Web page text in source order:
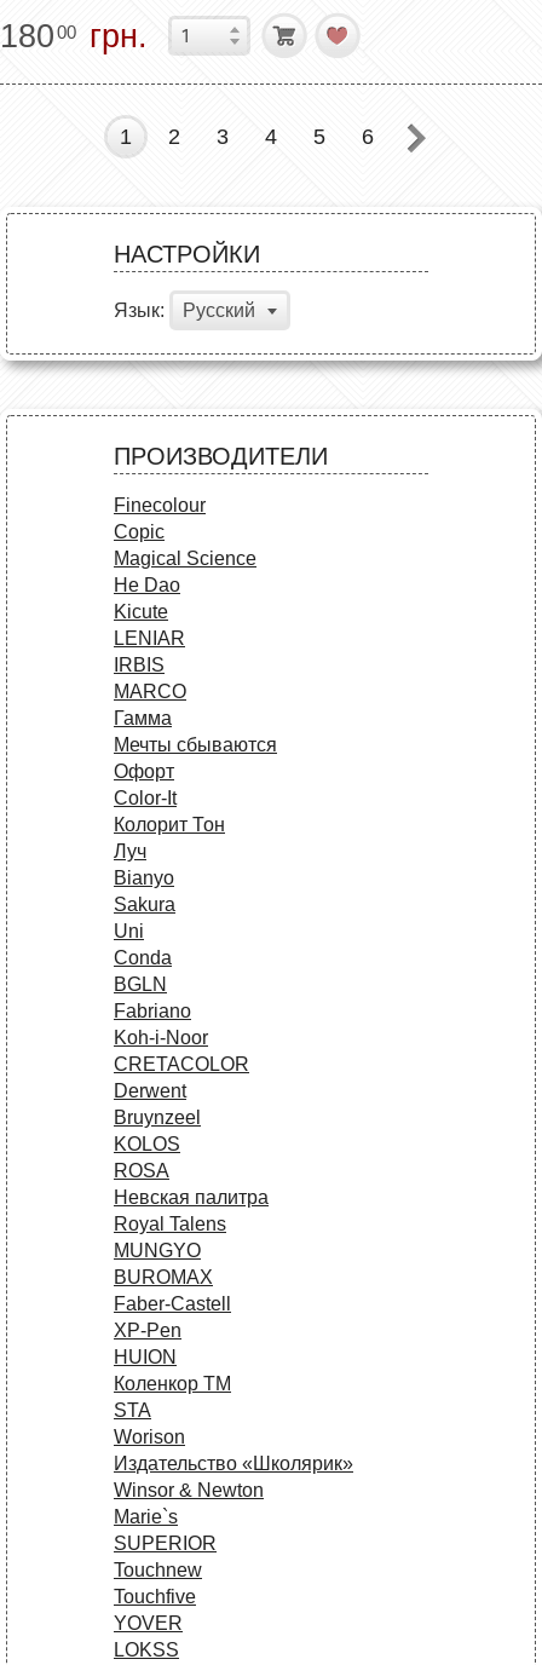
18000 грн.
1 2 3 4 5 6
НАСТРОЙКИ
Язык: Русский
ПРОИЗВОДИТЕЛИ
Finecolour
Copic
Magical Science
He Dao
Kicute
LENIAR
IRBIS
MARCO
Гамма
Мечты сбываются
Офорт
Сolor-It
Колорит Тон
Луч
Bianyo
Sakura
Uni
Conda
BGLN
Fabriano
Koh-i-Noor
CRETACOLOR
Derwent
Bruynzeel
KOLOS
ROSA
Невская палитра
Royal Talens
MUNGYO
BUROMAX
Faber-Castell
XP-Pen
HUION
Коленкор ТМ
STA
Worison
Издательство «Школярик»
Winsor & Newton
Marie`s
SUPERIOR
Touchnew
Touchfive
YOVER
LOKSS